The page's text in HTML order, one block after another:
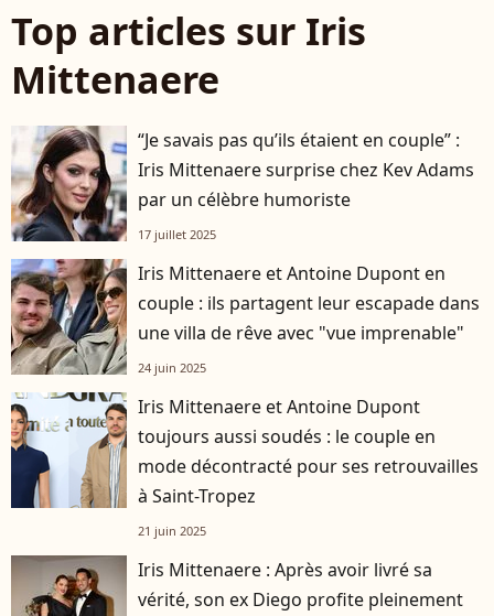
Top articles sur Iris
Mittenaere
“Je savais pas qu’ils étaient en couple” :
Iris Mittenaere surprise chez Kev Adams
par un célèbre humoriste
17 juillet 2025
Iris Mittenaere et Antoine Dupont en
couple : ils partagent leur escapade dans
une villa de rêve avec "vue imprenable"
24 juin 2025
Iris Mittenaere et Antoine Dupont
toujours aussi soudés : le couple en
mode décontracté pour ses retrouvailles
à Saint-Tropez
21 juin 2025
Iris Mittenaere : Après avoir livré sa
vérité, son ex Diego profite pleinement